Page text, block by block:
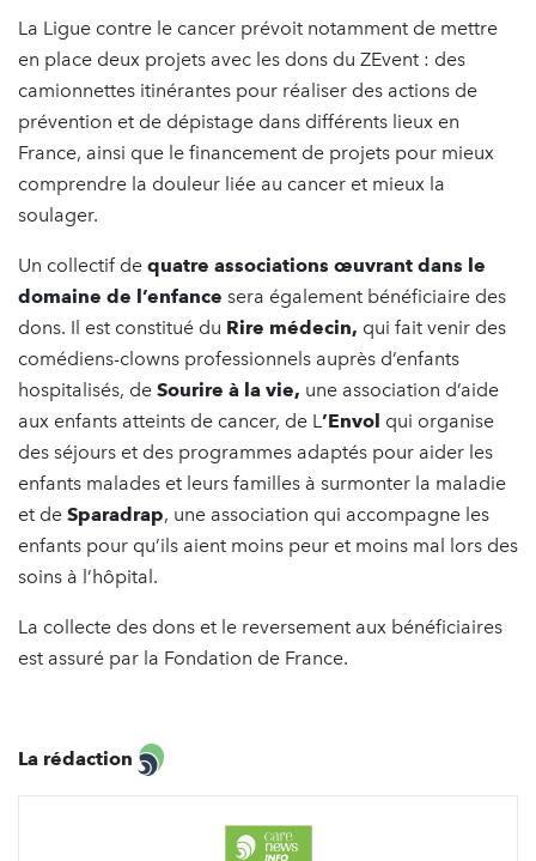
La Ligue contre le cancer prévoit notamment de mettre
en place deux projets avec les dons du ZEvent : des
camionnettes itinérantes pour réaliser des actions de
prévention et de dépistage dans différents lieux en
France, ainsi que le financement de projets pour mieux
comprendre la douleur liée au cancer et mieux la
soulager.
Un collectif de quatre associations œuvrant dans le
domaine de l’enfance sera également bénéficiaire des
dons. Il est constitué du Rire médecin, qui fait venir des
comédiens-clowns professionnels auprès d’enfants
hospitalisés, de Sourire à la vie, une association d’aide
aux enfants atteints de cancer, de L ’Envol qui organise
des séjours et des programmes adaptés pour aider les
enfants malades et leurs familles à surmonter la maladie
et de Sparadrap, une association qui accompagne les
enfants pour qu’ils aient moins peur et moins mal lors des
soins à l’hôpital.
La collecte des dons et le reversement aux bénéficiaires
est assuré par la Fondation de France.
La rédaction